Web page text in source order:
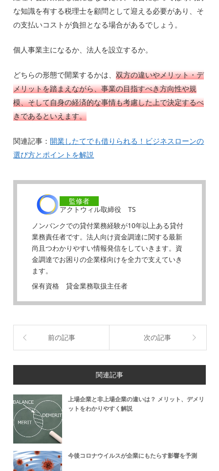
な知識を有する税理士を顧問として迎える必要があり、そ
の支払いコストが負担となる場合があるでしょう。
個人事業主になるか、法人を設立するか。
どちらの形態で開業するかは、双方の違いやメリット・デ
メリットを踏まえながら、事業の目指すべき方向性や規
模、そして自身の経済的な事情も考慮した上で決定するべ
きであるといえます。
関連記事： 開業したてでも借りられる！ビジネスローンの
選び方とポイントを解説
監修者
アクトウィル取締役 TS
ノンバンクでの貸付業務経験が10年以上ある貸付
業務責任者です。法人向け資金調達に関する最新
尚且つわかりやすい情報発信をしていきます。資
金調達でお困りの企業様向けを全力で支えていき
ます。
保有資格 貸金業務取扱主任者
前の記事 次の記事
関連記事
上場企業と非上場企業の違いは？ メリット、デメリ
ットをわかりやすく解説
今後コロナウイルスが企業にもたらす影響を予測